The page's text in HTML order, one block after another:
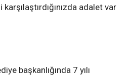
adalet var
başkanlığında 7 yılı